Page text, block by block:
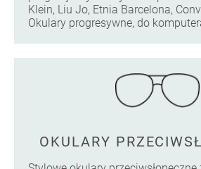
Klein, Liu Jo, Etnia Barcelona,
Okulary progresywne, do
OKULARY